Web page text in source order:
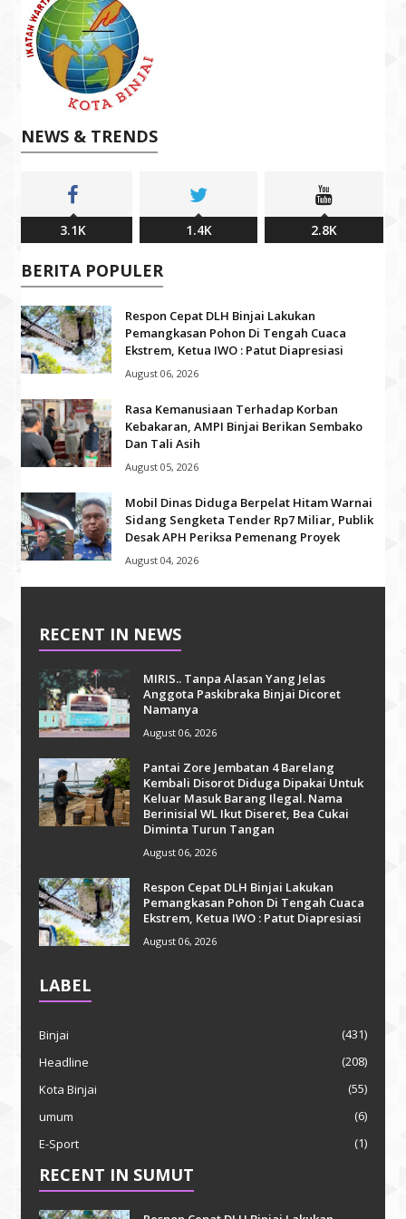
NEWS & TRENDS
3.1K 1.4K 2.8K
BERITA POPULER
Respon Cepat DLH Binjai Lakukan
Pemangkasan Pohon Di Tengah Cuaca
Ekstrem, Ketua IWO : Patut Diapresiasi
August 06, 2026
Rasa Kemanusiaan Terhadap Korban
Kebakaran, AMPI Binjai Berikan Sembako
Dan Tali Asih
August 05, 2026
Mobil Dinas Diduga Berpelat Hitam Warnai
Sidang Sengketa Tender Rp7 Miliar, Publik
Desak APH Periksa Pemenang Proyek
August 04, 2026
RECENT IN NEWS
MIRIS.. Tanpa Alasan Yang Jelas
Anggota Paskibraka Binjai Dicoret
Namanya
August 06, 2026
Pantai Zore Jembatan 4 Barelang
Kembali Disorot Diduga Dipakai Untuk
Keluar Masuk Barang Ilegal. Nama
Berinisial WL Ikut Diseret, Bea Cukai
Diminta Turun Tangan
August 06, 2026
Respon Cepat DLH Binjai Lakukan
Pemangkasan Pohon Di Tengah Cuaca
Ekstrem, Ketua IWO : Patut Diapresiasi
August 06, 2026
LABEL
Binjai
(431)
Headline
(208)
Kota Binjai
(55)
umum
(6)
E-Sport
(1)
RECENT IN SUMUT